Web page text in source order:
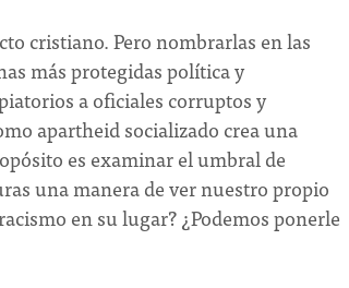
cristiano. Pero nombrarlas en las
más protegidas política y
a oficiales corruptos y
apartheid socializado crea una
es examinar el umbral de
una manera de ver nuestro propio
en su lugar? ¿Podemos ponerle